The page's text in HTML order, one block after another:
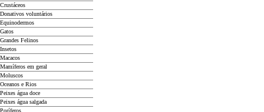
Crustáceos
Donativos voluntários
Equinodermos
Gatos
Grandes Felinos
Insetos
Macacos
Mamíferos em geral
Moluscos
Oceanos e Rios
Peixes água doce
Peixes água salgada
Poríferos